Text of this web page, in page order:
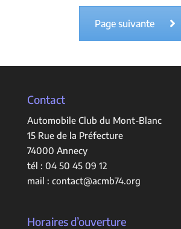
Page suivante
Contact
Automobile Club du Mont-Blanc
15 Rue de la Préfecture
74000 Annecy
tél : 04 50 45 09 12
mail : contact@acmb74.org
Horaires d’ouverture